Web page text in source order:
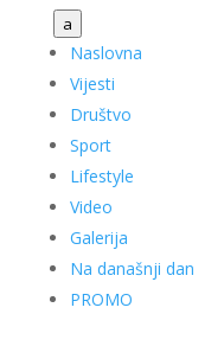
a
Naslovna
Vijesti
Društvo
Sport
Lifestyle
Video
Galerija
Na današnji dan
PROMO